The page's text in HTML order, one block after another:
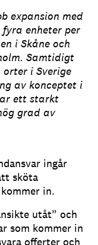
expansion med
enheter per
i Skåne och
Samtidigt
i Sverige
av konceptet i
ett starkt
grad av
ingår
sköta
in.
utåt” och
som kommer in
offerter och